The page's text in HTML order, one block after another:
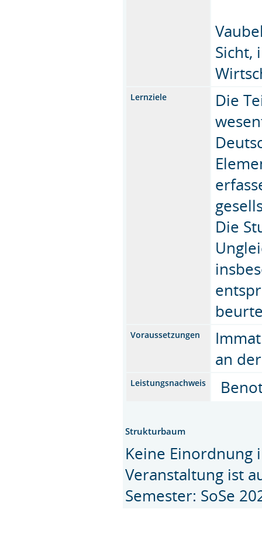
Sicht,
Lernziele
Die
Die
Voraussetzungen
an
Leistungsnachweis
Strukturbaum
Keine Einordnung
Veranstaltung ist
Semester: SoSe